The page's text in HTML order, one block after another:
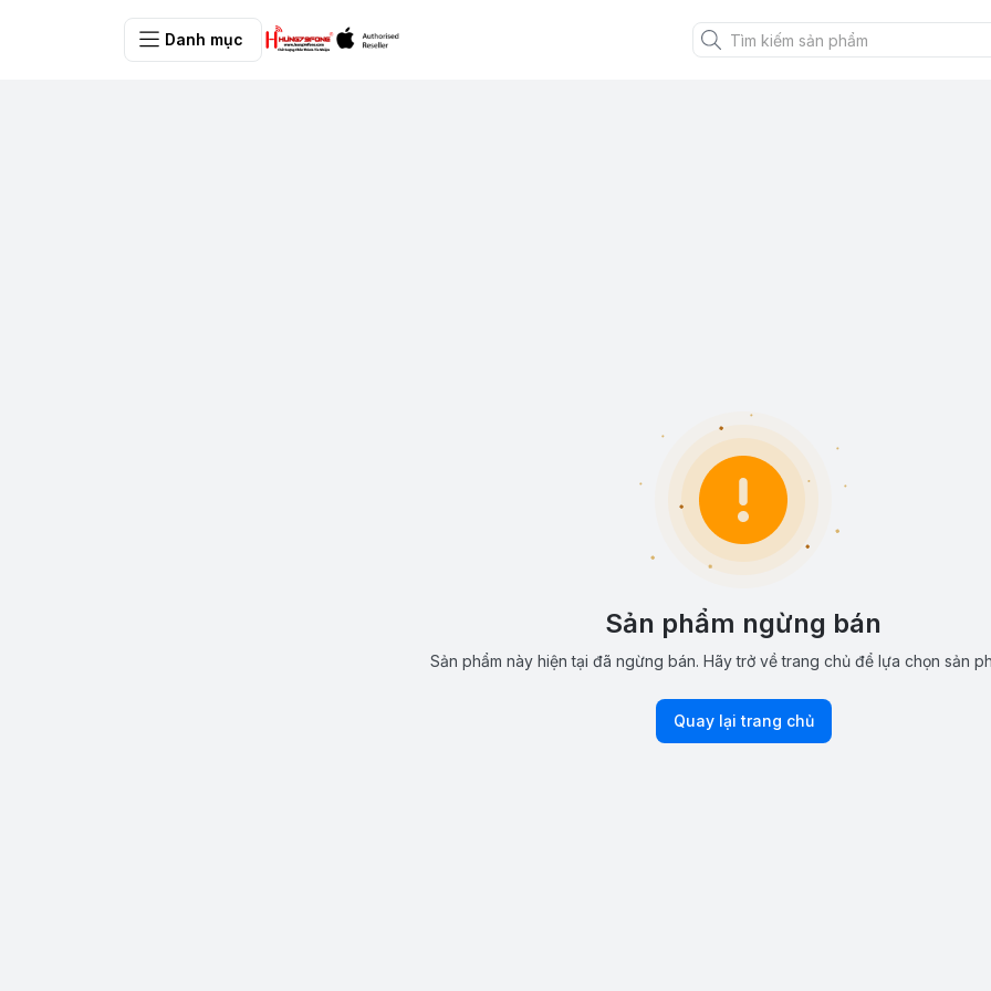
Danh mục
Sản phẩm ngừng bán
Sản phẩm này hiện tại đã ngừng bán. Hãy trở về trang chủ để lựa chọn sản
Quay lại trang chủ